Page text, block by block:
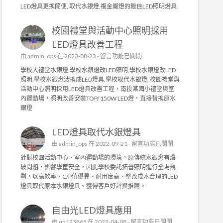
補
更
換
桃
園
市
店
家
L
節
能
標
章
燈
具
.
型
構
廠
房
，
有
效
改
善
照
明
照
度
〉
中
LED燈具更換簡便, 取代水銀燈,複金屬燈的最佳LED照明燈具
校園禮堂與活動中心照明採用
LED燈具改善工程
由 admin_ops 在 2023-08-23 - 在
〈
校
園
禮
堂
動
中
照
明
採
用
E
D
留言功能已關閉
學校大禮堂水銀燈,學校水銀燈改LED照明,學校水銀燈改LED
照明,學校水銀燈汰換成LED燈具,學校取代水銀燈, 校園禮堂與
活動中心照明採用LED燈具改善工程，南投某國小禮堂與室
內運動場，照明改善安裝TOP/ 150W LED燈，直接替換原水
銀燈
LED燈具取代水銀燈具
由admin_ops 在 2022-09-21 - 在
〈
L
E
D
燈
代
留言功能已關閉
針對校園活動中心、室內運動場的環境，原傳統水銀燈有爆
破問題，影響學童安全，因此學校委託拓普照明進行全場規
劃，以高效率、C/P值優異、耐用度高、整改成本合理的LED
燈具取代原本水銀燈具。獲得客戶好評與推薦。
自由光LED燈具應用
在